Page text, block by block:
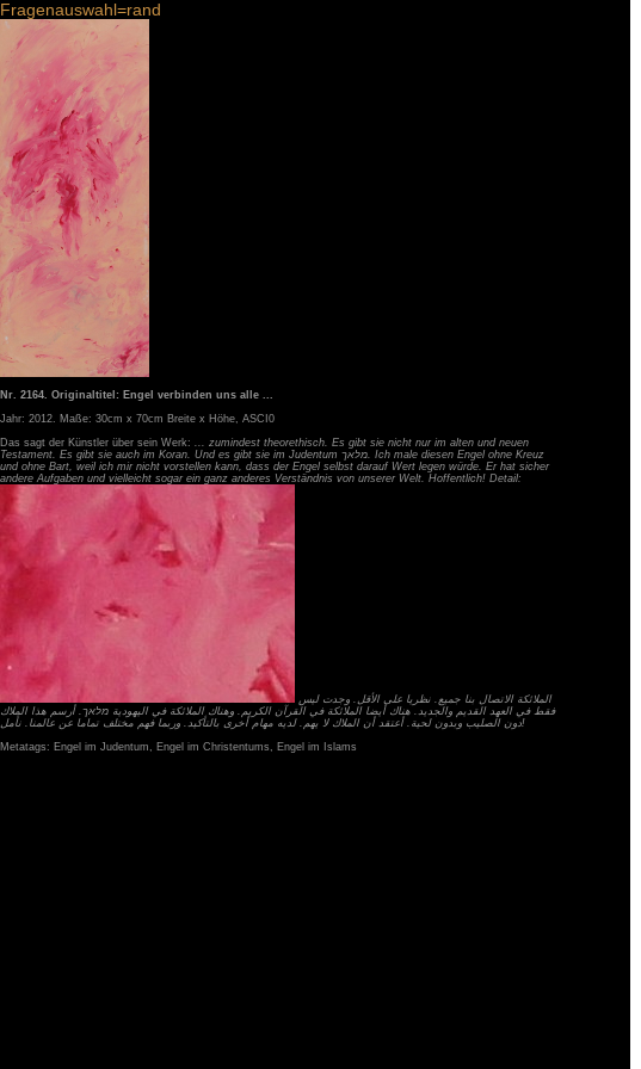
Fragenauswahl=rand
Nr. 2164. Originaltitel: Engel verbinden uns alle ...
Jahr: 2012. Maße: 30cm x 70cm Breite x Höhe, ASCI0
Das sagt der Künstler über sein Werk: ... zumindest theorethisch. Es gibt sie nicht nur im alten und neuen
Testament. Es gibt sie auch im Koran. Und es gibt sie im Judentum מלאך. Ich male diesen Engel ohne Kreuz
und ohne Bart, weil ich mir nicht vorstellen kann, dass der Engel selbst darauf Wert legen würde. Er hat sicher
andere Aufgaben und vielleicht sogar ein ganz anderes Verständnis von unserer Welt. Hoffentlich! Detail:
فقط في العهد القديم والجديد. هناك أيضا الملائكة في القرآن الكريم. وهناك الملائكة في اليهودية מלאך. أرسم هذا الملاك
دون الصليب وبدون لحية. أعتقد أن الملاك لا يهم. لديه مهام أخرى بالتأكيد. وربما فهم مختلف تماما عن عالمنا. نأمل!
Metatags: Engel im Judentum, Engel im Christentums, Engel im Islams